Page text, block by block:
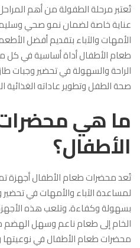
تُعتبر مرحلة الطفولة من أهم
عناية خاصة لضمان نمو صحي وسليم
الأمهات والآباء بتقديم أفضل
طعام الأطفال أداة أساسية في كل
الراحة والسهولة في تحضير وجبات
صحة الطفل وتطوير عاداته الغذائية
ما هي
الأطفال؟
تُعد محضرات طعام الأطفال
لمساعدة الآباء والأمهات في
بسهولة وكفاءة، وتلعب هذه
الخام إلى طعام ناعم وسهل الهضم
محضرات طعام الأطفال في